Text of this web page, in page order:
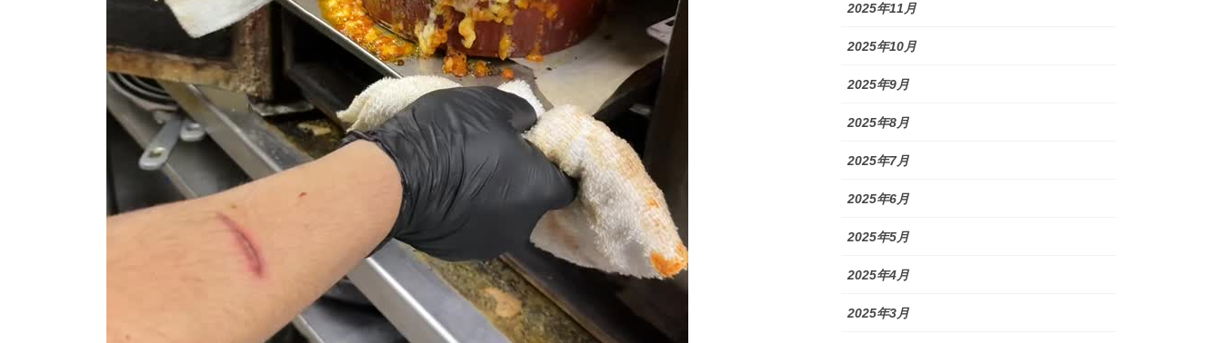
2025年11月
2025年10月
2025年9月
2025年8月
2025年7月
2025年6月
2025年5月
2025年4月
2025年3月